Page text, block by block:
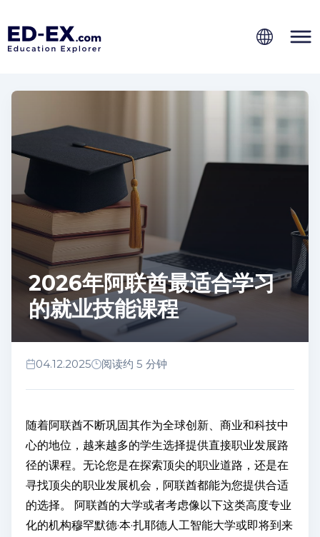
2026年阿联酋最适合学习
的就业技能课程
04.12.2025 阅读约 5 分钟
随着阿联酋不断巩固其作为全球创新、商业和科技中
心的地位，越来越多的学生选择提供直接职业发展路
径的课程。无论您是在探索顶尖的职业道路，还是在
寻找顶尖的职业发展机会，阿联酋都能为您提供合适
的选择。 阿联酋的大学或者考虑像以下这类高度专业
化的机构穆罕默德·本·扎耶德人工智能大学或即将到来